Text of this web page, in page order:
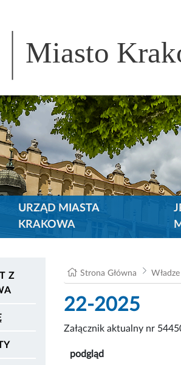
Miasto
URZĄD MIASTA
KRAKOWA
Z
Strona Główna
22-2025
Załącznik aktualny nr
podgląd